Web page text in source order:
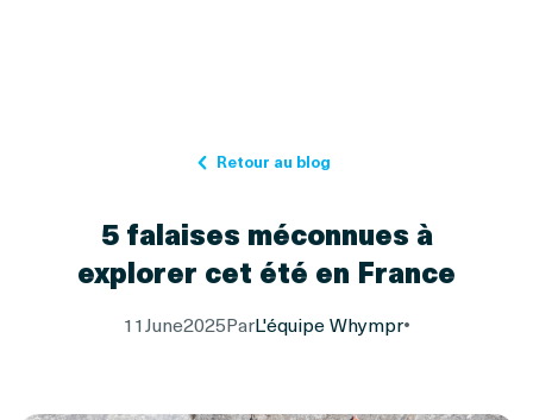
Retour au blog
5 falaises méconnues à
explorer cet été en France
ParL'équipe Whympr•
11June2025